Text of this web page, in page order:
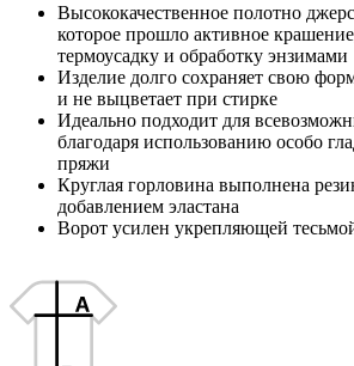
Высококачественное полотно
которое прошло активное
термоусадку и обработку энзимами
Изделие долго сохраняет свою
и не выцветает при стирке
Идеально подходит для
благодаря использованию особо
пряжи
Круглая горловина выполнена
добавлением эластана
Ворот усилен укрепляющей